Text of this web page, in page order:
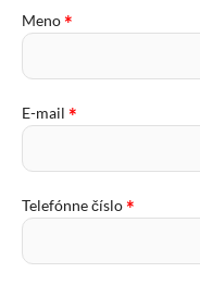
Meno *
E-mail *
Telefónne číslo *